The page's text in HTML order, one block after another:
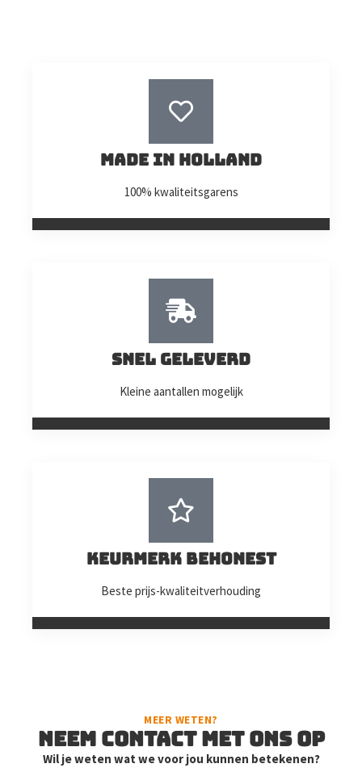
Made in Holland
100% kwaliteitsgarens
Snel geleverd
Kleine aantallen mogelijk
Keurmerk BeHonest
Beste prijs-kwaliteitverhouding
MEER WETEN?
Neem contact met ons op
Wil je weten wat we voor jou kunnen betekenen?